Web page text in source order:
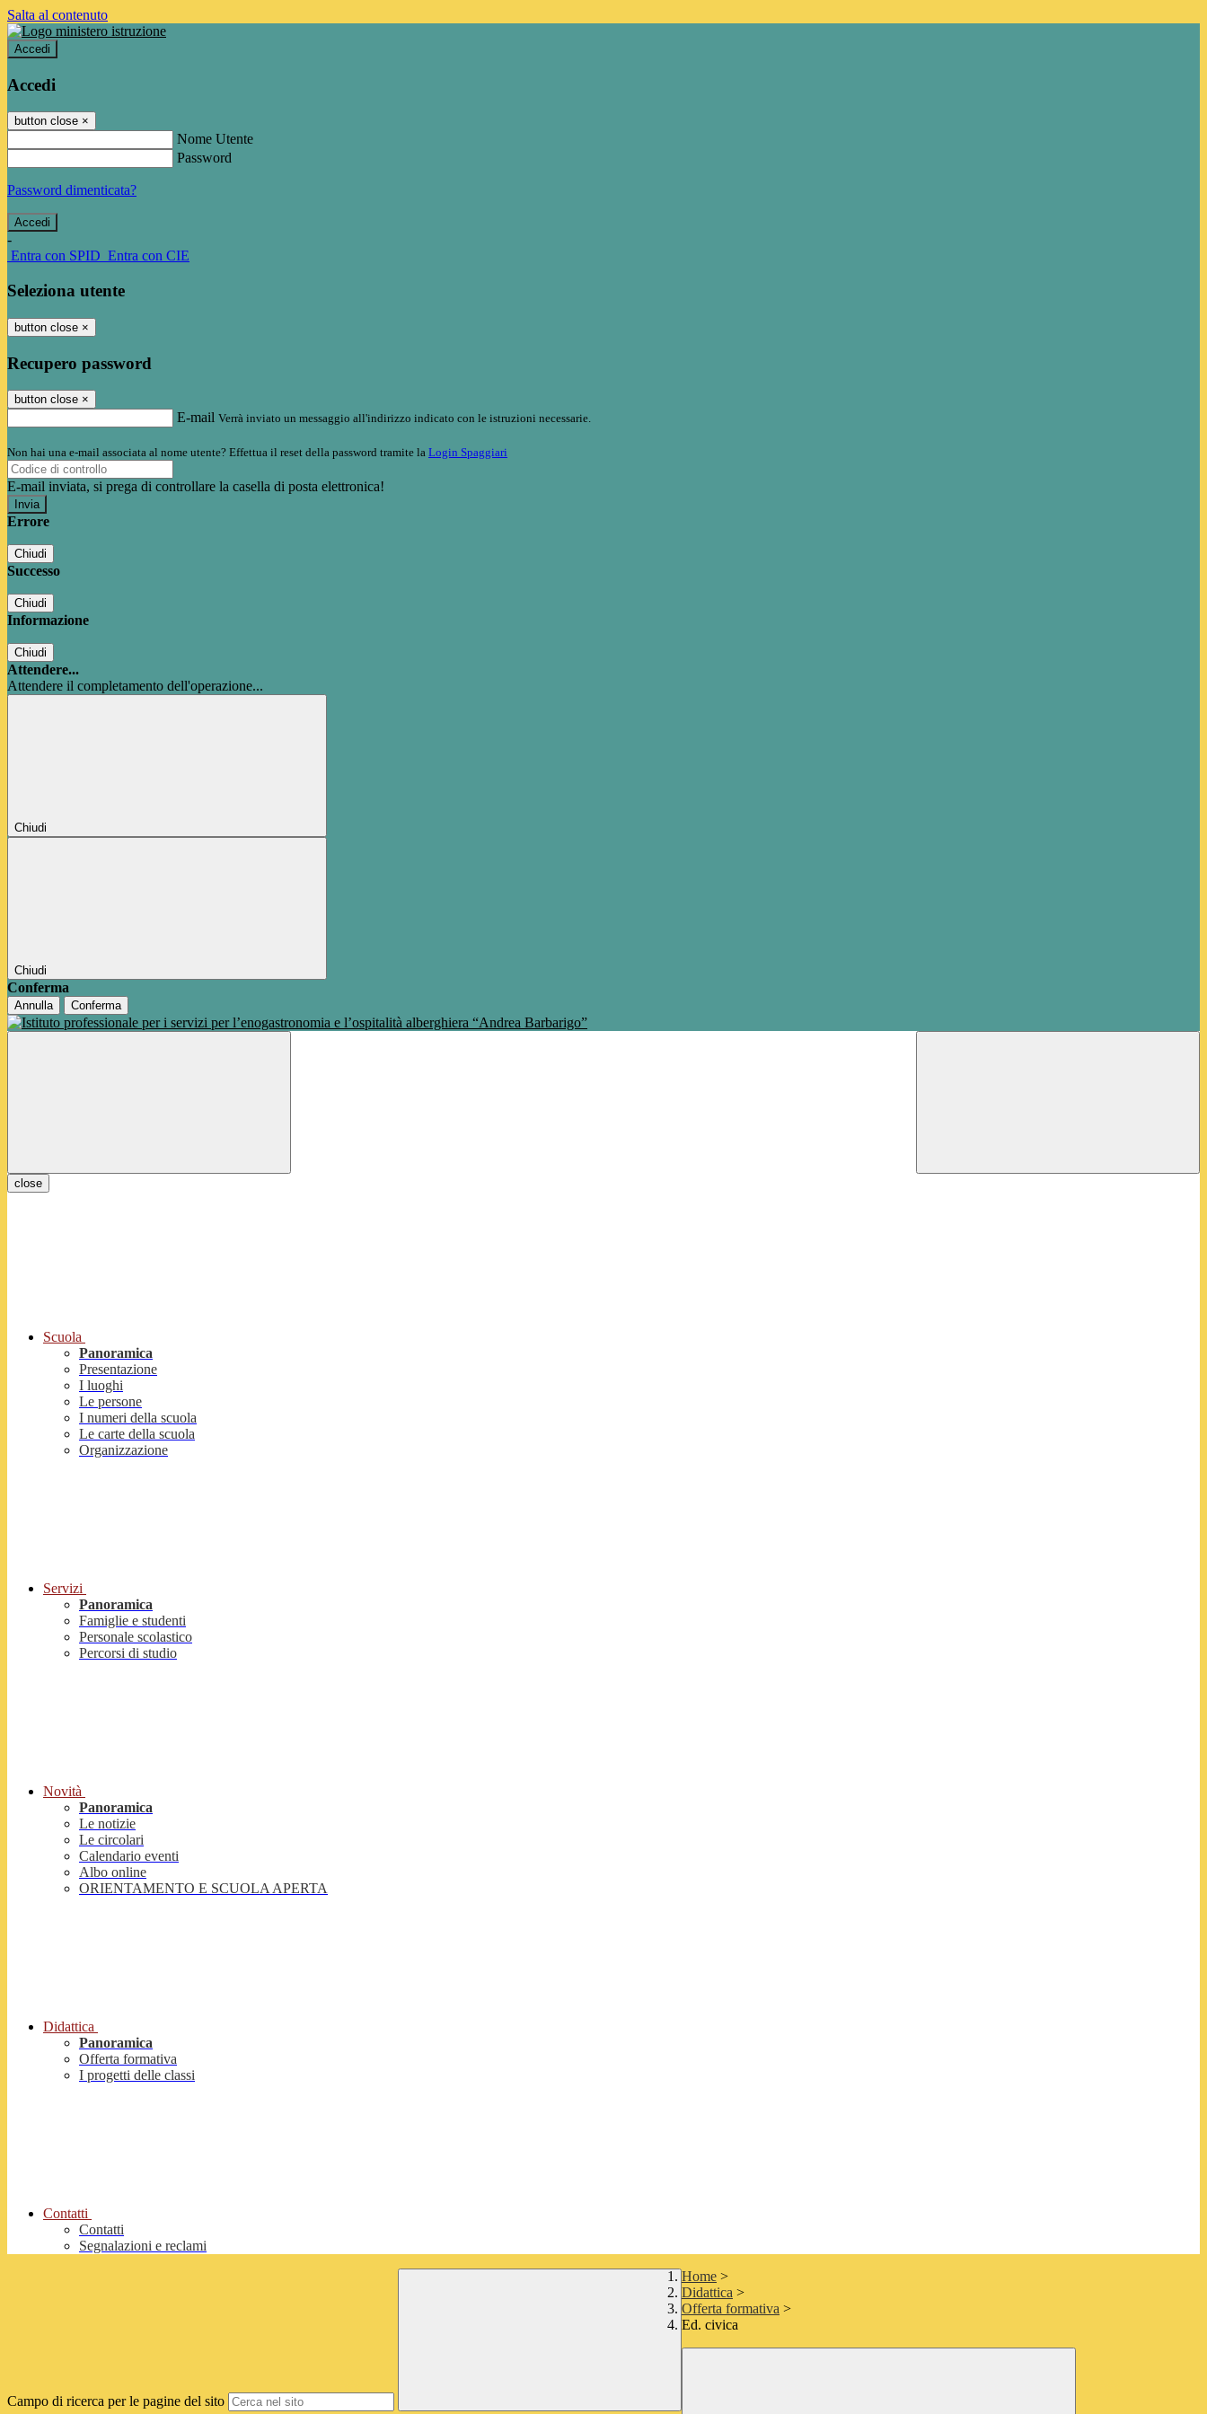
Salta al contenuto
Accedi
Accedi
button close ×
Nome Utente
Password
Password dimenticata?
-
Entra con SPID Entra con CIE
Seleziona utente
button close ×
Recupero password
button close ×
E-mail Verrà inviato un messaggio all'indirizzo indicato con le istruzioni necessarie.
Non hai una e-mail associata al nome utente? Effettua il reset della password tramite la Login Spaggiari
E-mail inviata, si prega di controllare la casella di posta elettronica!
Errore
Chiudi
Successo
Chiudi
Informazione
Chiudi
Attendere...
Attendere il completamento dell'operazione...
Chiudi
Chiudi
Conferma
Annulla Conferma
close
Scuola
Panoramica
Presentazione
I luoghi
Le persone
I numeri della scuola
Le carte della scuola
Organizzazione
Servizi
Panoramica
Famiglie e studenti
Personale scolastico
Percorsi di studio
Novità
Panoramica
Le notizie
Le circolari
Calendario eventi
Albo online
ORIENTAMENTO E SCUOLA APERTA
Didattica
Panoramica
Offerta formativa
I progetti delle classi
Contatti
Contatti
Segnalazioni e reclami
Campo di ricerca per le pagine del sito
Home >
Didattica >
Offerta formativa >
Ed. civica